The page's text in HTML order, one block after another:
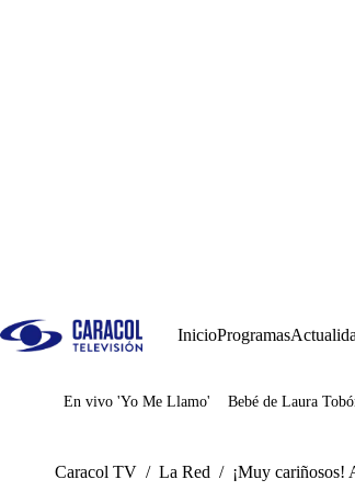
InicioProgramas
Juegos
En vivo 'Yo Me Llamo' Bebé de Laura
Caracol TV / La Red / ¡Muy cariñosos!